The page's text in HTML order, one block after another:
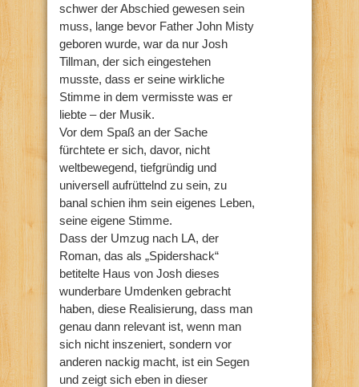
schwer der Abschied gewesen sein
muss, lange bevor Father John Misty
geboren wurde, war da nur Josh
Tillman, der sich eingestehen
musste, dass er seine wirkliche
Stimme in dem vermisste was er
liebte – der Musik.
Vor dem Spaß an der Sache
fürchtete er sich, davor, nicht
weltbewegend, tiefgründig und
universell aufrüttelnd zu sein, zu
banal schien ihm sein eigenes Leben,
seine eigene Stimme.
Dass der Umzug nach LA, der
Roman, das als „Spidershack“
betitelte Haus von Josh dieses
wunderbare Umdenken gebracht
haben, diese Realisierung, dass man
genau dann relevant ist, wenn man
sich nicht inszeniert, sondern vor
anderen nackig macht, ist ein Segen
und zeigt sich eben in dieser